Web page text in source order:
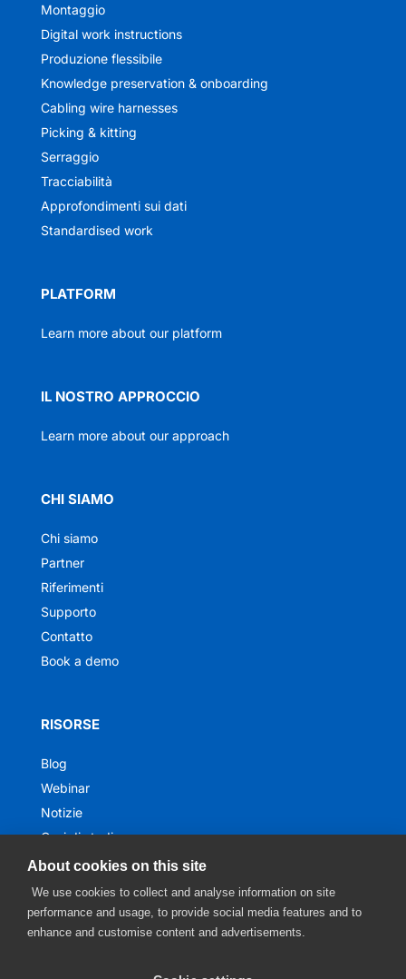
Montaggio
Digital work instructions
Produzione flessibile
Knowledge preservation & onboarding
Cabling wire harnesses
Picking & kitting
Serraggio
Tracciabilità
Approfondimenti sui dati
Standardised work
PLATFORM
Learn more about our platform
IL NOSTRO APPROCCIO
Learn more about our approach
CHI SIAMO
Chi siamo
Partner
Riferimenti
Supporto
Contatto
Book a demo
RISORSE
Blog
Webinar
Notizie
Casi di studio
Ebook
About cookies on this site
We use cookies to collect and analyse information on site
performance and usage, to provide social media features and to
enhance and customise content and advertisements.